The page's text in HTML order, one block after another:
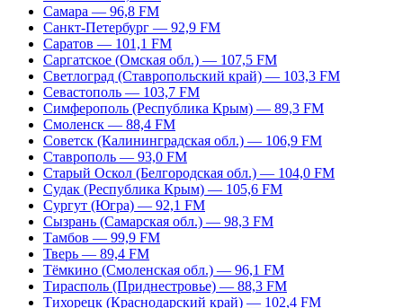
Самара — 96,8 FM
Санкт-Петербург — 92,9 FM
Саратов — 101,1 FM
Саргатское (Омская обл.) — 107,5 FM
Светлоград (Ставропольский край) — 103,3 FM
Севастополь — 103,7 FM
Симферополь (Республика Крым) — 89,3 FM
Смоленск — 88,4 FM
Советск (Калининградская обл.) — 106,9 FM
Ставрополь — 93,0 FM
Старый Оскол (Белгородская обл.) — 104,0 FM
Судак (Республика Крым) — 105,6 FM
Сургут (Югра) — 92,1 FM
Сызрань (Самарская обл.) — 98,3 FM
Тамбов — 99,9 FM
Тверь — 89,4 FM
Тёмкино (Смоленская обл.) — 96,1 FM
Тирасполь (Приднестровье) — 88,3 FM
Тихорецк (Краснодарский край) — 102,4 FM